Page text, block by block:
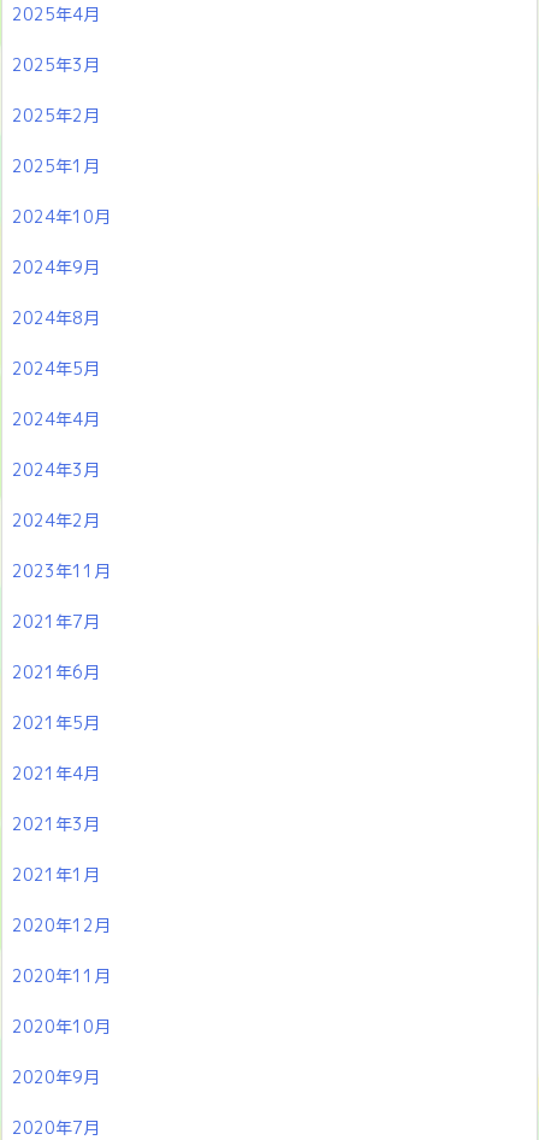
2025年4月
2025年3月
2025年2月
2025年1月
2024年10月
2024年9月
2024年8月
2024年5月
2024年4月
2024年3月
2024年2月
2023年11月
2021年7月
2021年6月
2021年5月
2021年4月
2021年3月
2021年1月
2020年12月
2020年11月
2020年10月
2020年9月
2020年7月